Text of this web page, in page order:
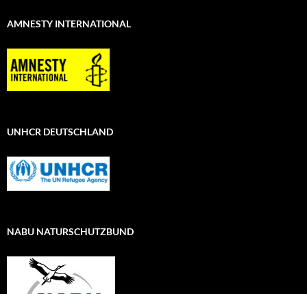
AMNESTY INTERNATIONAL
UNHCR DEUTSCHLAND
NABU NATURSCHUTZBUND